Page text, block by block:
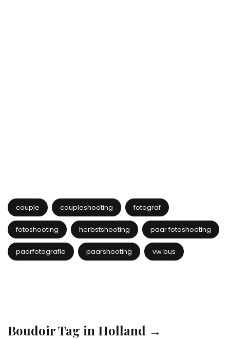
couple coupleshooting fotograf
fotoshooting herbstshooting paar fotoshooting
paarfotografie paarshooting vw bus
Boudoir Tag in Holland →